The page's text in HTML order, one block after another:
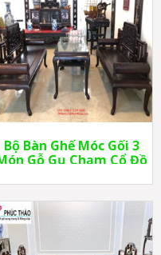
Bộ Bàn Ghế Móc Gối 3
Gỗ Gụ Chạm Cổ Đồ